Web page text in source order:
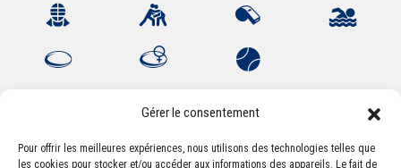
Gérer le consentement
Pour offrir les meilleures expériences, nous utilisons des technologies telles que
les cookies pour stocker et/ou accéder aux informations des appareils. Le fait de